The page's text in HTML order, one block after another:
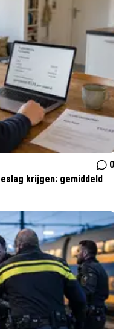
0
krijgen: gemiddeld